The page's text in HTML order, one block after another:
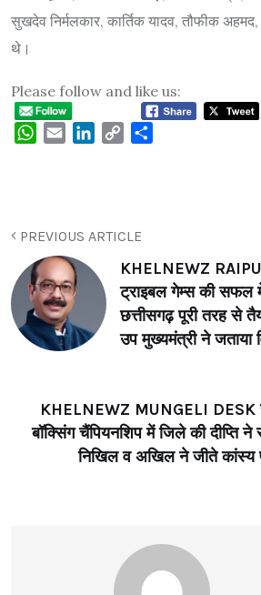
सुखदेव निर्मलकार, कार्तिक यादव, तौफीक
थे।
Please follow and like us:
WhatsApp
Email LinkedIn
Copy
PREVIOUS ARTICLE
KHELNEWZ
ट्राइबल गेम्स की सफल
छत्तीसगढ़ पूरी तरह से
उप मुख्यमंत्री ने जताया
KHELNEWZ MUNGELI DESK
बॉक्सिंग चैंपियनशिप में जिले की दीप्ति ने
निखिल व अखिल ने जीते कांस्य